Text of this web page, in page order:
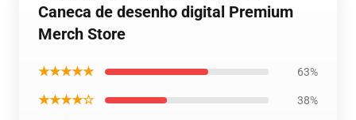
Caneca de desenho digital Premium
Merch Store
★★★★★ 63%
★★★★☆ 38%